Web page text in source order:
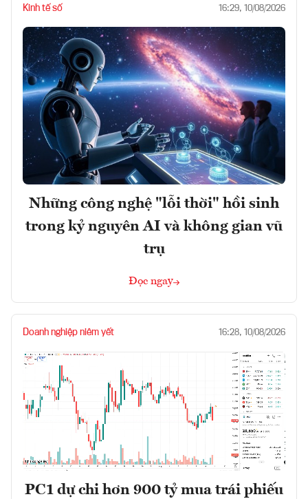
Kinh tế số 16:29, 10/08/2026
Những công nghệ "lỗi thời" hồi sinh
trong kỷ nguyên AI và không gian vũ
trụ
Đọc ngay
Doanh nghiệp niêm yết 16:28, 10/08/2026
PC1 dự chi hơn 900 tỷ mua trái phiếu